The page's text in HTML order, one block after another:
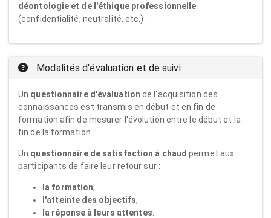
déontologie et de l'éthique professionnelle
(confidentialité, neutralité, etc.).
Modalités d'évaluation et de suivi
Un questionnaire d'évaluation de l'acquisition des
connaissances est transmis en début et en fin de
formation afin de mesurer l'évolution entre le début et la
fin de la formation.
Un questionnaire de satisfaction à chaud permet aux
participants de faire leur retour sur :
la formation,
l'atteinte des objectifs,
la réponse à leurs attentes